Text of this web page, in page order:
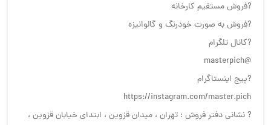
?فروش مستقیم کارخانه
?فروش به صورت خودرنگ و گالوانیزه
?کانال تلگرام
@masterpich
?پیج اینستاگرام
https://instagram.com/master.pich
? نشانی دفتر فروش : تهران ، میدان قزوین ، ابتدای خیابان قزوین ،